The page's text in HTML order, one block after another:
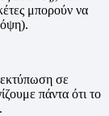
μπορούν να
εκτύπωση σε
πάντα ότι το